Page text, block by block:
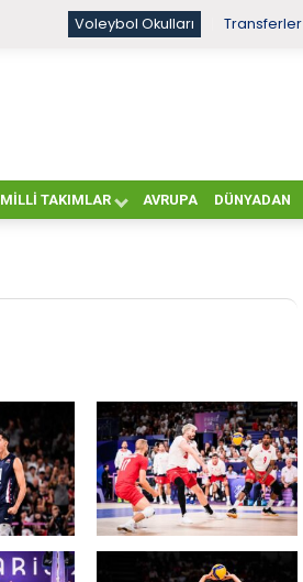
Voleybol Okulları Transferler
MILLI TAKIMLAR AVRUPA DÜNYADAN